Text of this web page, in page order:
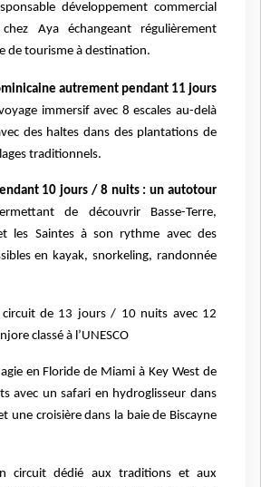
développement commercial
chez Aya échangeant régulièrement
de tourisme à destination.
autrement pendant 11 jours
immersif avec 8 escales au-delà
des haltes dans des plantations de
traditionnels.
10 jours / 8 nuits : un autotour
de découvrir Basse-Terre,
les Saintes à son rythme avec des
en kayak, snorkeling, randonnée
circuit de 13 jours / 10 nuits avec 12
classé à l’UNESCO
en Floride de Miami à Key West de
avec un safari en hydroglisseur dans
une croisière dans la baie de Biscayne
circuit dédié aux traditions et aux